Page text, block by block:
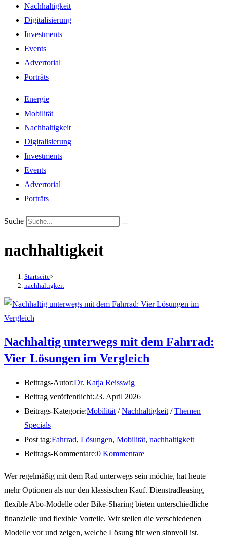
Nachhaltigkeit
Digitalisierung
Investments
Events
Advertorial
Porträts
Energie
Mobilität
Nachhaltigkeit
Digitalisierung
Investments
Events
Advertorial
Porträts
Suche
nachhaltigkeit
Startseite>
nachhaltigkeit
Nachhaltig unterwegs mit dem Fahrrad:
Vier Lösungen im Vergleich
Beitrags-Autor:Dr. Katja Reisswig
Beitrag veröffentlicht:23. April 2026
Beitrags-Kategorie:Mobilität / Nachhaltigkeit / Themen
Specials
Post tag:Fahrrad, Lösungen, Mobilität, nachhaltigkeit
Beitrags-Kommentare:0 Kommentare
Wer regelmäßig mit dem Rad unterwegs sein möchte, hat heute
mehr Optionen als nur den klassischen Kauf. Dienstradleasing,
flexible Abo-Modelle oder Bike-Sharing bieten unterschiedliche
finanzielle und flexible Vorteile. Wir stellen die verschiedenen
Modelle vor und zeigen, welche Lösung für wen sinnvoll ist.